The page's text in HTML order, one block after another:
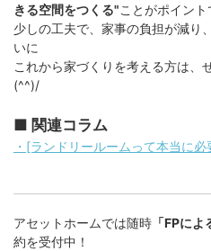
きる空間をつくる"ことがポイント
少しの工夫で、家事の負担が減り
いに
これから家づくりを考える方は、
(^^)/
■ 関連コラム
・[ランドリールームって本当に必
アセットホームでは随時 「FPに
約を受付中！